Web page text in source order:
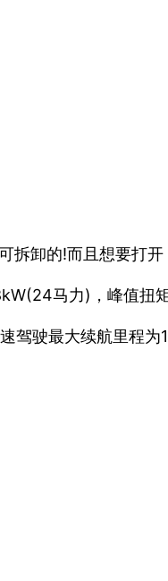
卸的!而且想要打开
马力)，峰值扭矩
驾驶最大续航里程为